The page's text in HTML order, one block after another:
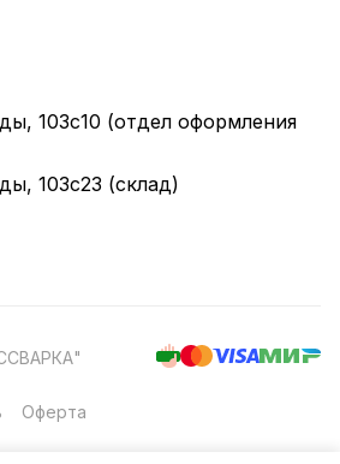
103с10 (отдел оформления
103с23 (склад)
Оферта